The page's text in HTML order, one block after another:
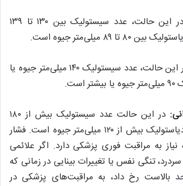
در این حالت، عدد سیستولیک بین ۱۳۰ تا ۱۳۹
۸۹ میلی‌متر جیوه است.
در این حالت، عدد سیستولیک ۱۴۰ میلی‌متر جیوه یا
در این حالت عدد سیستولیک بیش از ۱۸۰
میلی‌متر جیوه و عدد دیاستولیک بیش از ۱۲۰ میلی‌متر جیوه است. فشار
به مراقبت فوری پزشکی دارد. اگر علائمی
تنگی نفس يا تغييرات بينايی در زمانی كه
بالاست رخ داد، به مراقبت‌های پزشكی در